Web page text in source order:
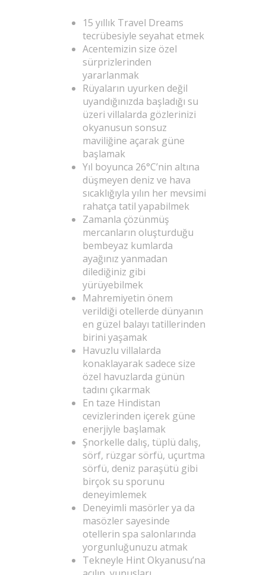
15 yıllık Travel Dreams
tecrübesiyle seyahat etmek
Acentemizin size özel
sürprizlerinden
yararlanmak
Rüyaların uyurken değil
uyandığınızda başladığı su
üzeri villalarda gözlerinizi
okyanusun sonsuz
maviliğine açarak güne
başlamak
Yıl boyunca 26°C’nin altına
düşmeyen deniz ve hava
sıcaklığıyla yılın her mevsimi
rahatça tatil yapabilmek
Zamanla çözünmüş
mercanların oluşturduğu
bembeyaz kumlarda
ayağınız yanmadan
dilediğiniz gibi
yürüyebilmek
Mahremiyetin önem
verildiği otellerde dünyanın
en güzel balayı tatillerinden
birini yaşamak
Havuzlu villalarda
konaklayarak sadece size
özel havuzlarda günün
tadını çıkarmak
En taze Hindistan
cevizlerinden içerek güne
enerjiyle başlamak
Şnorkelle dalış, tüplü dalış,
sörf, rüzgar sörfü, uçurtma
sörfü, deniz paraşütü gibi
birçok su sporunu
deneyimlemek
Deneyimli masörler ya da
masözler sayesinde
otellerin spa salonlarında
yorgunluğunuzu atmak
Tekneyle Hint Okyanusu’na